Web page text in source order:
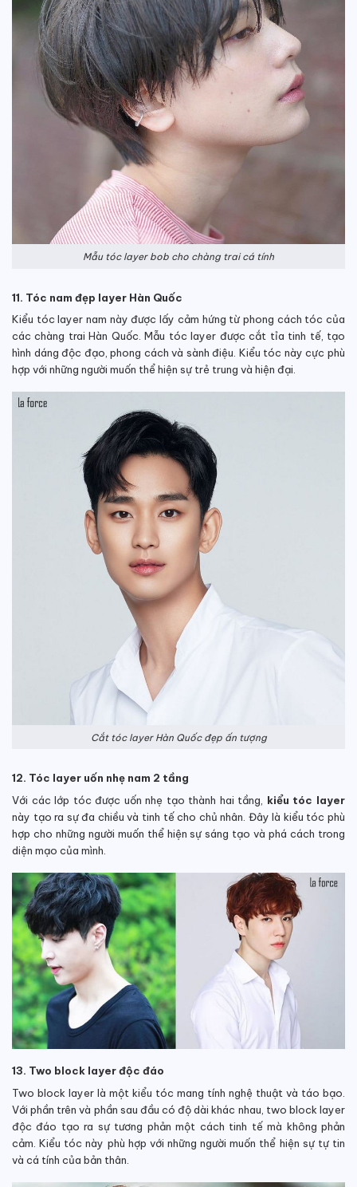
Mẫu tóc layer bob cho chàng trai cá tính
11. Tóc nam đẹp layer Hàn Quốc
Kiểu tóc layer nam này được lấy cảm hứng từ phong cách tóc của
các chàng trai Hàn Quốc. Mẫu tóc layer được cắt tỉa tinh tế, tạo
hình dáng độc đạo, phong cách và sành điệu. Kiểu tóc này cực phù
hợp với những người muốn thể hiện sự trẻ trung và hiện đại.
Cắt tóc layer Hàn Quốc đẹp ấn tượng
12. Tóc layer uốn nhẹ nam 2 tầng
Với các lớp tóc được uốn nhẹ tạo thành hai tầng, kiểu tóc layer
này tạo ra sự đa chiều và tinh tế cho chủ nhân. Đây là kiểu tóc phù
hợp cho những người muốn thể hiện sự sáng tạo và phá cách trong
diện mạo của mình.
13. Two block layer độc đáo
Two block layer là một kiểu tóc mang tính nghệ thuật và táo bạo.
Với phần trên và phần sau đầu có độ dài khác nhau, two block layer
độc đáo tạo ra sự tương phản một cách tinh tế mà không phản
cảm. Kiểu tóc này phù hợp với những người muốn thể hiện sự tự tin
và cá tính của bản thân.